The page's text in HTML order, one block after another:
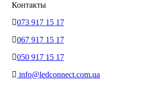
Контакты
073 917 15 17
067 917 15 17
050 917 15 17
info@ledconnect.com.ua